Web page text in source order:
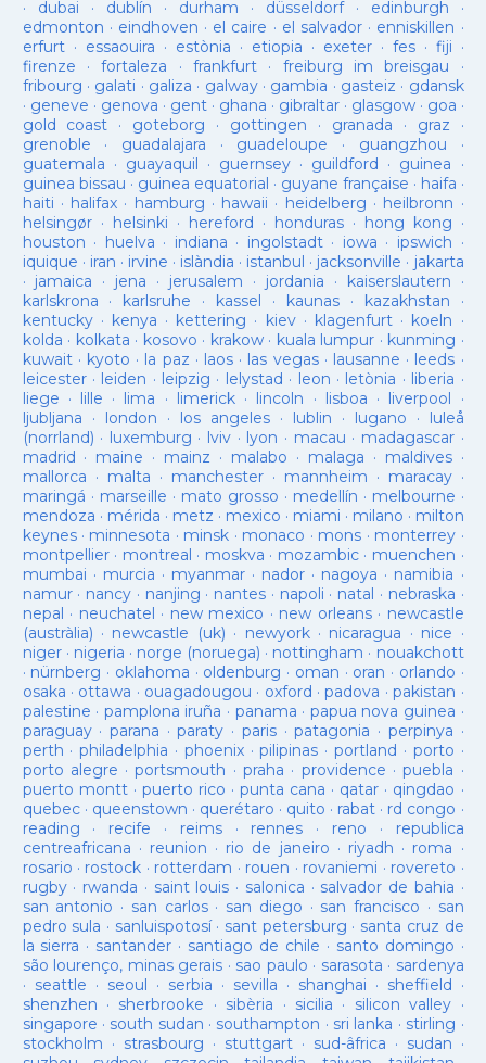
· dubai · dublín · durham · düsseldorf· edinburgh ·
edmonton · eindhoven · el caire · el salvador · enniskillen ·
erfurt· essaouira · estònia · etiopia · exeter· fes· fiji ·
firenze ·fortaleza · frankfurt· freiburg im breisgau ·
fribourg · galati · galiza · galway· gambia · gasteiz · gdansk
· geneve · genova · gent· ghana · gibraltar· glasgow· goa ·
gold coast · goteborg · gottingen · granada · graz ·
grenoble · guadalajara · guadeloupe · guangzhou ·
guatemala · guayaquil · guernsey· guildford · guinea ·
guinea bissau · guinea equatorial · guyane française · haifa ·
haiti · halifax · hamburg · hawaii · heidelberg · heilbronn ·
helsingør· helsinki · hereford · honduras· hong kong ·
houston · huelva · indiana · ingolstadt· iowa · ipswich ·
iquique · iran · irvine · islàndia · istanbul · jacksonville · jakarta
· jamaica · jena · jerusalem · jordania · kaiserslautern ·
karlskrona · karlsruhe · kassel · kaunas· kazakhstan ·
kentucky· kenya · kettering · kiev· klagenfurt · koeln ·
kolda · kolkata · kosovo · krakow· kuala lumpur · kunming ·
kuwait· kyoto · la paz · laos· las vegas· lausanne · leeds ·
leicester· leiden · leipzig · lelystad · leon · letònia · liberia ·
liege · lille · lima · limerick· lincoln · lisboa · liverpool ·
ljubljana · london · los angeles· lublin · lugano · luleå
(norrland) · luxemburg · lviv · lyon · macau · madagascar·
madrid · maine · mainz · malabo · malaga · maldives·
mallorca · malta · manchester· mannheim · maracay·
maringá · marseille · mato grosso · medellín · melbourne ·
mendoza · mérida · metz · mexico · miami · milano · milton
keynes· minnesota · minsk · monaco · mons · monterrey ·
montpellier· montreal · moskva · mozambic· muenchen ·
mumbai · murcia · myanmar· nador · nagoya · namibia ·
namur· nancy · nanjing · nantes · napoli · natal · nebraska ·
nepal · neuchatel · new mexico · new orleans· newcastle
(austràlia) · newcastle (uk) · newyork· nicaragua · nice ·
niger· nigeria · norge (noruega) · nottingham · nouakchott
· nürnberg · oklahoma · oldenburg · oman · oran · orlando ·
osaka · ottawa · ouagadougou · oxford ·padova ·pakistan ·
palestine · pamplona iruña · panama · papua nova guinea ·
paraguay· parana ·paraty · paris·patagonia · perpinya ·
perth ·philadelphia · phoenix·pilipinas ·portland · porto ·
porto alegre ·portsmouth ·praha · providence ·puebla ·
puerto montt· puerto rico ·punta cana · qatar · qingdao ·
quebec· queenstown · querétaro · quito · rabat · rd congo ·
reading · recife · reims· rennes · reno · republica
centreafricana · reunion · rio de janeiro · riyadh · roma ·
rosario · rostock · rotterdam · rouen · rovaniemi · rovereto ·
rugby· rwanda · saint louis · salonica · salvador de bahia ·
san antonio · san carlos· san diego · san francisco · san
pedro sula · sanluispotosí· sant petersburg · santa cruz de
la sierra · santander · santiago de chile · santo domingo ·
são lourenço, minas gerais · sao paulo · sarasota · sardenya
· seattle · seoul · serbia · sevilla · shanghai · sheffield ·
shenzhen · sherbrooke · sibèria · sicilia · silicon valley ·
singapore · south sudan · southampton · sri lanka · stirling ·
stockholm · strasbourg · stuttgart· sud-âfrica · sudan ·